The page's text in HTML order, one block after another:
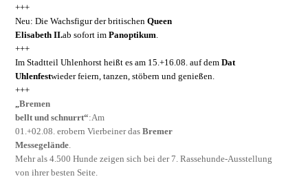
+++
Neu: Die Wachsfigur der britischen Queen
Elisabeth II.ab sofort im Panopti­kum.
+++
Im Stadtteil Uhlenhorst heißt es am 15.+16.08. auf dem Dat
Uhlenfestwieder feiern, tanzen, stöbern und genießen.
+++
„Bremen
bellt und schnurrt“:Am
01.+02.08. erobern Vierbeiner das Bremer
Messegelände.
Mehr als 4.500 Hunde zeigen sich bei der 7. Rassehunde-Ausstellung
von ihrer besten Seite.